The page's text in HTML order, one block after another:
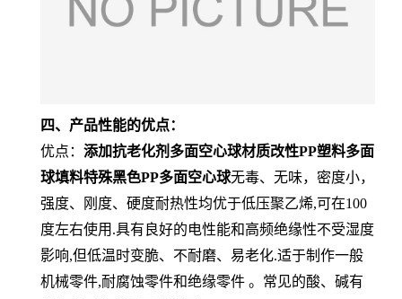
四、产品性能的优点：
优点： 添加抗老化剂多面空心球材质改性PP塑料多面
球填料特殊黑色PP多面空心球无毒、无味，密度小，
强度、刚度、硬度耐热性均优于低压聚乙烯,可在100
度左右使用.具有良好的电性能和高频绝缘性不受湿度
影响,但低温时变脆、不耐磨、易老化.适于制作一般
机械零件,耐腐蚀零件和绝缘零件 。常见的酸、碱有